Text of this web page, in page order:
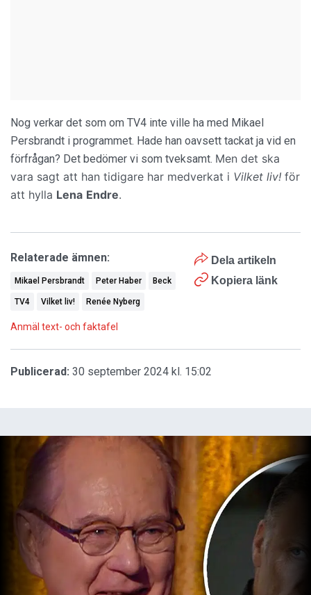
Nog verkar det som om TV4 inte ville ha med Mikael
Persbrandt i programmet. Hade han oavsett tackat ja vid en
förfrågan? Det bedömer vi som tveksamt. Men det ska
vara sagt att han tidigare har medverkat i Vilket liv! för
att hylla Lena Endre.
Dela artikeln
Kopiera länk
Relaterade ämnen:
Mikael Persbrandt Peter Haber Beck
TV4 Vilket liv! Renée Nyberg
Anmäl text- och faktafel
Publicerad: 30 september 2024 kl. 15:02